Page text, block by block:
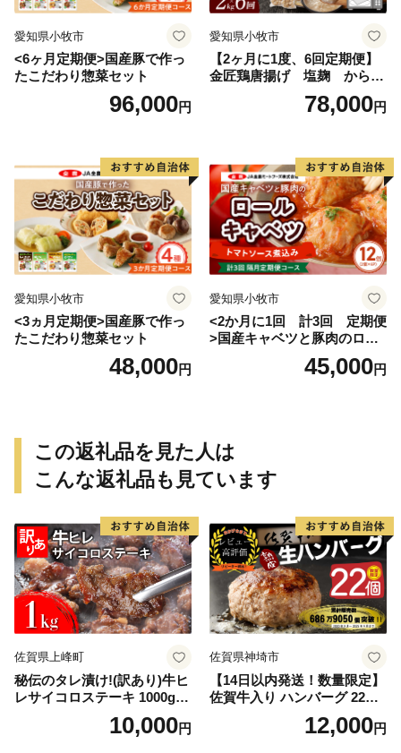
愛知県小牧市
<6ヶ月定期便>国産豚で作っ
たこだわり惣菜セット
96,000円
愛知県小牧市
【2ヶ月に1度、6回定期便】
金匠鶏唐揚げ 塩麹 からあ
78,000円
愛知県小牧市
<3ヵ月定期便>国産豚で作っ
たこだわり惣菜セット
48,000円
愛知県小牧市
<2か月に1回 計3回 定期便
>国産キャベツと豚肉のロー
ルキャベツ（6P入り）
45,000円
この返礼品を見た人は
こんな返礼品も見ています
佐賀県上峰町
秘伝のタレ漬け!(訳あり)牛ヒ
レサイコロステーキ 1000g
10,000円
佐賀県神埼市
【14日以内発送！数量限定】
佐賀牛入り ハンバーグ 22個
2.6kg(120g×22個)【佐賀牛
黒毛和牛 ブランド牛 九州 ハ
12,000円